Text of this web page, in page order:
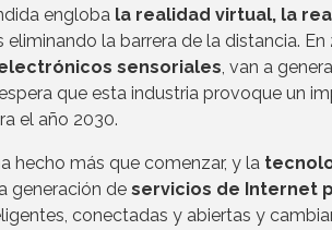
engloba la realidad virtual, la
eliminando la barrera de la distancia. En
sensoriales, van a
que esta industria provoque un
el año 2030.
hecho más que comenzar, y la
generación de servicios de Internet
conectadas y abiertas y